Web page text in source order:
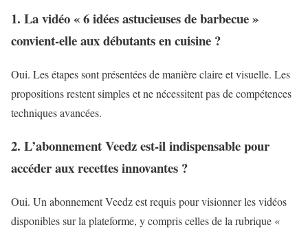
1. La vidéo « 6 idées astucieuses de barbecue »
convient-elle aux débutants en cuisine ?
Oui. Les étapes sont présentées de manière claire et visuelle. Les
propositions restent simples et ne nécessitent pas de compétences
techniques avancées.
2. L’abonnement Veedz est-il indispensable pour
accéder aux recettes innovantes ?
Oui. Un abonnement Veedz est requis pour visionner les vidéos
disponibles sur la plateforme, y compris celles de la rubrique «